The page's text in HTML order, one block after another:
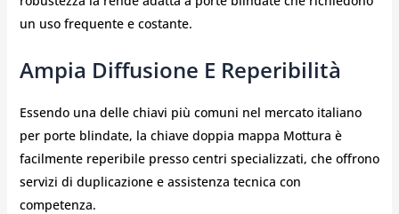
un uso frequente e costante.
Ampia Diffusione E Reperibilità
Essendo una delle chiavi più comuni nel mercato italiano
per porte blindate, la chiave doppia mappa Mottura è
facilmente reperibile presso centri specializzati, che offrono
servizi di duplicazione e assistenza tecnica con
competenza.